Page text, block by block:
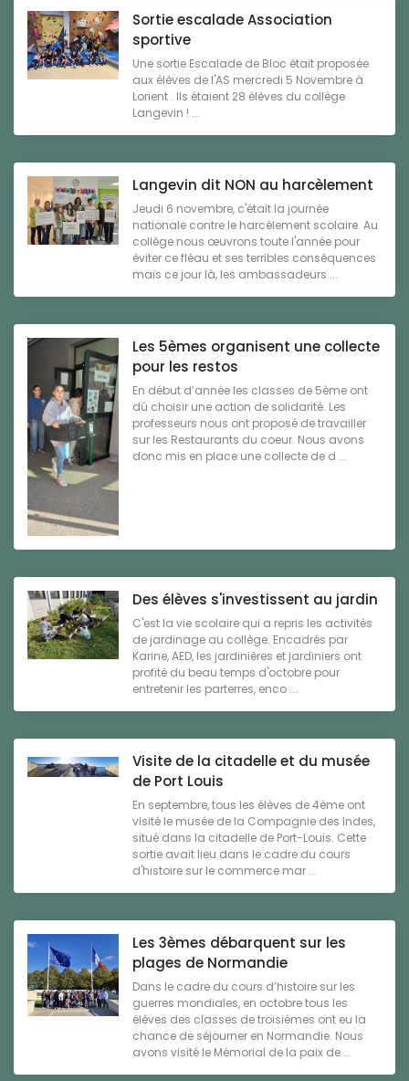
Sortie escalade Association
sportive
Une sortie Escalade de Bloc était proposée
aux élèves de l'AS mercredi 5 Novembre à
Lorient . Ils étaient 28 élèves du collège
Langevin ! ...
Langevin dit NON au harcèlement
Jeudi 6 novembre, c'était la journée
nationale contre le harcèlement scolaire. Au
collège nous œuvrons toute l'année pour
éviter ce fléau et ses terribles conséquences
mais ce jour là, les ambassadeurs ...
Les 5èmes organisent une collecte
pour les restos
En début d’année les classes de 5ème ont
dû choisir une action de solidarité. Les
professeurs nous ont proposé de travailler
sur les Restaurants du coeur. Nous avons
donc mis en place une collecte de d ...
Des élèves s'investissent au jardin
C'est la vie scolaire qui a repris les activités
de jardinage au collège. Encadrés par
Karine, AED, les jardinières et jardiniers ont
profité du beau temps d'octobre pour
entretenir les parterres, enco ...
Visite de la citadelle et du musée
de Port Louis
En septembre, tous les élèves de 4ème ont
visité le musée de la Compagnie des Indes,
situé dans la citadelle de Port-Louis. Cette
sortie avait lieu dans le cadre du cours
d'histoire sur le commerce mar ...
Les 3èmes débarquent sur les
plages de Normandie
Dans le cadre du cours d’histoire sur les
guerres mondiales, en octobre tous les
élèves des classes de troisièmes ont eu la
chance de séjourner en Normandie. Nous
avons visité le Mémorial de la paix de ...